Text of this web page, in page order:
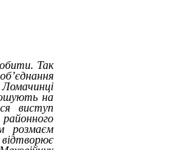
Так
на
виступ
розмаєм
відтворює